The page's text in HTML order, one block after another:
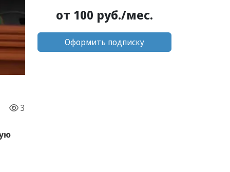
3
от 100 руб./мес.
Оформить подписку